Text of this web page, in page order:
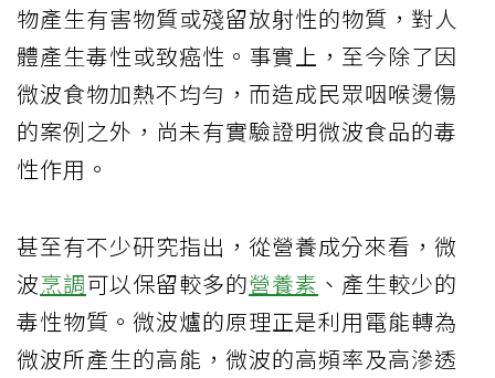
物產生有害物質或殘留放射性的物質，對人
體產生毒性或致癌性。事實上，至今除了因
微波食物加熱不均勻，而造成民眾咽喉燙傷
的案例之外，尚未有實驗證明微波食品的毒
性作用。
甚至有不少研究指出，從營養成分來看，微
波烹調可以保留較多的營養素 、產生較少的
毒性物質。微波爐的原理正是利用電能轉為
微波所產生的高能，微波的高頻率及高滲透